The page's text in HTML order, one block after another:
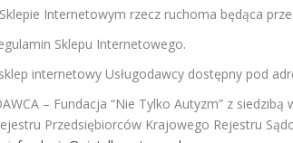
Internetowym rzecz ruchoma będąca
Sklepu Internetowego.
sklep internetowy Usługodawcy dostępny pod
– Fundacja “Nie Tylko Autyzm” z
Przedsiębiorców Krajowego Rejestru